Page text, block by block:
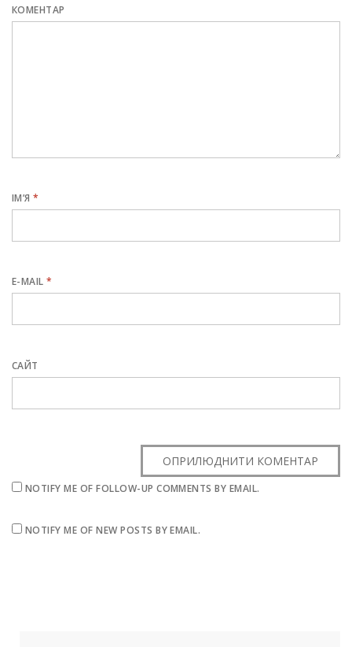
КОМЕНТАР
ІМ’Я*
E-MAIL*
САЙТ
NOTIFY ME OF FOLLOW-UP COMMENTS BY EMAIL.
NOTIFY ME OF NEW POSTS BY EMAIL.